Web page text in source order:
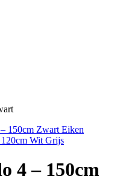
150cm Zwart Eiken
Wit Grijs
4 – 150cm